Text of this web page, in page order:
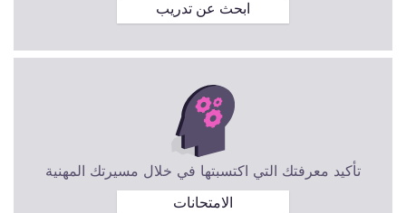
ابحث عن تدريب
تأكيد معرفتك التي اكتسبتها في خلال مسيرتك المهنية
الامتحانات